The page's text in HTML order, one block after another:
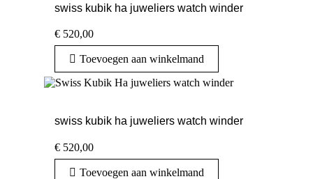
swiss kubik ha juweliers watch winder
€ 520,00
Toevoegen aan winkelmand
swiss kubik ha juweliers watch winder
€ 520,00
Toevoegen aan winkelmand